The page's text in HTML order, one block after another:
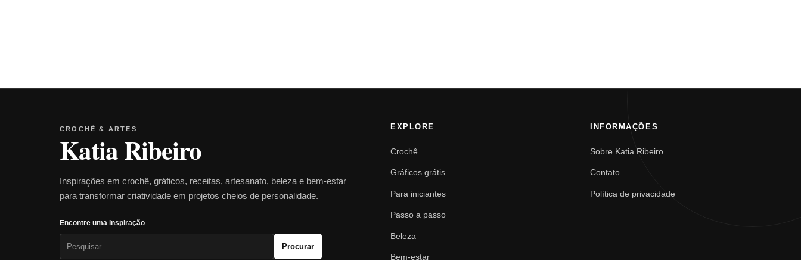
CROCHÊ & ARTES
Katia Ribeiro
Inspirações em crochê, gráficos, receitas, artesanato, beleza e bem-estar
para transformar criatividade em projetos cheios de personalidade.
Encontre uma inspiração
Procurar
EXPLORE
Crochê
Gráficos grátis
Para iniciantes
Passo a passo
Beleza
Bem-estar
INFORMAÇÕES
Sobre Katia Ribeiro
Contato
Política de privacidade